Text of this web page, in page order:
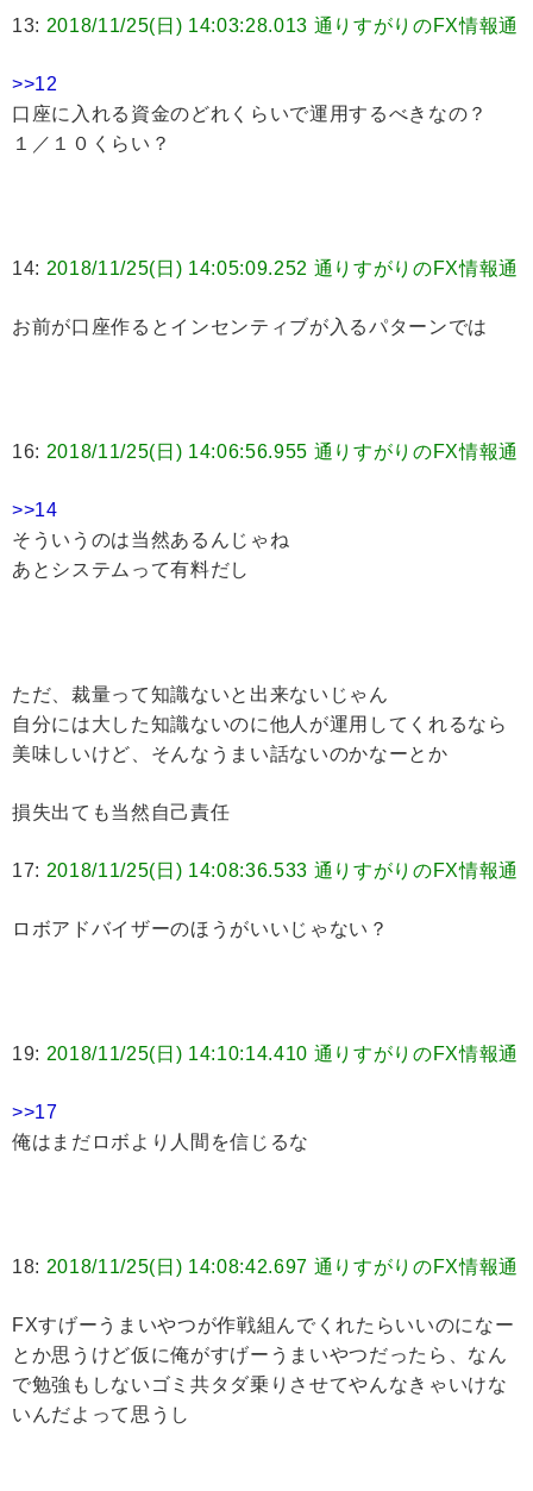
13: 2018/11/25(日) 14:03:28.013 通りすがりのFX情報通
>>12
口座に入れる資金のどれくらいで運用するべきなの？
１／１０くらい？
14: 2018/11/25(日) 14:05:09.252 通りすがりのFX情報通
お前が口座作るとインセンティブが入るパターンでは
16: 2018/11/25(日) 14:06:56.955 通りすがりのFX情報通
>>14
そういうのは当然あるんじゃね
あとシステムって有料だし
ただ、裁量って知識ないと出来ないじゃん
自分には大した知識ないのに他人が運用してくれるなら
美味しいけど、そんなうまい話ないのかなーとか
損失出ても当然自己責任
17: 2018/11/25(日) 14:08:36.533 通りすがりのFX情報通
ロボアドバイザーのほうがいいじゃない？
19: 2018/11/25(日) 14:10:14.410 通りすがりのFX情報通
>>17
俺はまだロボより人間を信じるな
18: 2018/11/25(日) 14:08:42.697 通りすがりのFX情報通
FXすげーうまいやつが作戦組んでくれたらいいのになー
とか思うけど仮に俺がすげーうまいやつだったら、なん
で勉強もしないゴミ共タダ乗りさせてやんなきゃいけな
いんだよって思うし